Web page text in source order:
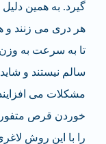
گیرد. به همین
هر دری می زنند و
تا به سرعت به
سالم نیستند و
مشکلات می
خوردن قرص
را با این روش